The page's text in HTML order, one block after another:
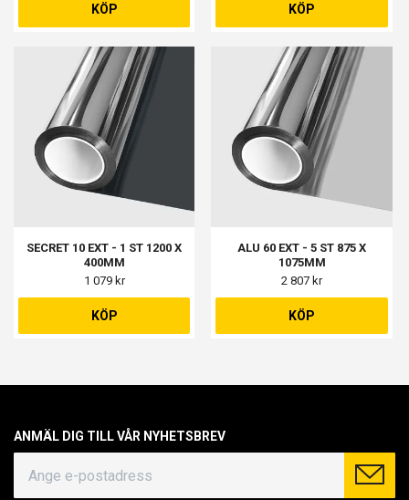
KÖP KÖP
SECRET 10 EXT - 1 ST 1200 X
400MM
1 079 kr
KÖP
ALU 60 EXT - 5 ST 875 X
1075MM
2 807 kr
KÖP
ANMÄL DIG TILL VÅR NYHETSBREV